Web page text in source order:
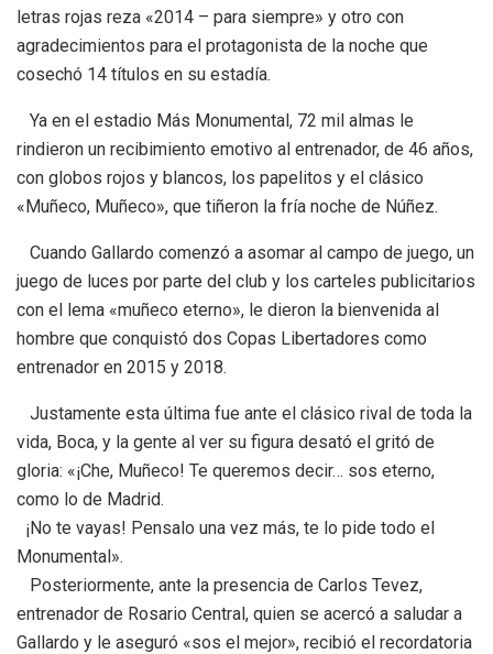
letras rojas reza «2014 – para siempre» y otro con
agradecimientos para el protagonista de la noche que
cosechó 14 títulos en su estadía.
Ya en el estadio Más Monumental, 72 mil almas le
rindieron un recibimiento emotivo al entrenador, de 46 años,
con globos rojos y blancos, los papelitos y el clásico
«Muñeco, Muñeco», que tiñeron la fría noche de Núñez.
Cuando Gallardo comenzó a asomar al campo de juego, un
juego de luces por parte del club y los carteles publicitarios
con el lema «muñeco eterno», le dieron la bienvenida al
hombre que conquistó dos Copas Libertadores como
entrenador en 2015 y 2018.
Justamente esta última fue ante el clásico rival de toda la
vida, Boca, y la gente al ver su figura desató el gritó de
gloria: «¡Che, Muñeco! Te queremos decir… sos eterno,
como lo de Madrid.
¡No te vayas! Pensalo una vez más, te lo pide todo el
Monumental».
Posteriormente, ante la presencia de Carlos Tevez,
entrenador de Rosario Central, quien se acercó a saludar a
Gallardo y le aseguró «sos el mejor», recibió el recordatoria